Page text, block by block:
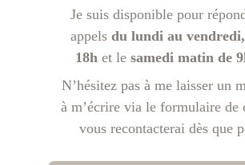
Je suis disponible pour
appels du lundi au
18h et le samedi matin de
N’hésitez pas à me laisser un
à m’écrire via le formulaire de
vous recontacterai dès que